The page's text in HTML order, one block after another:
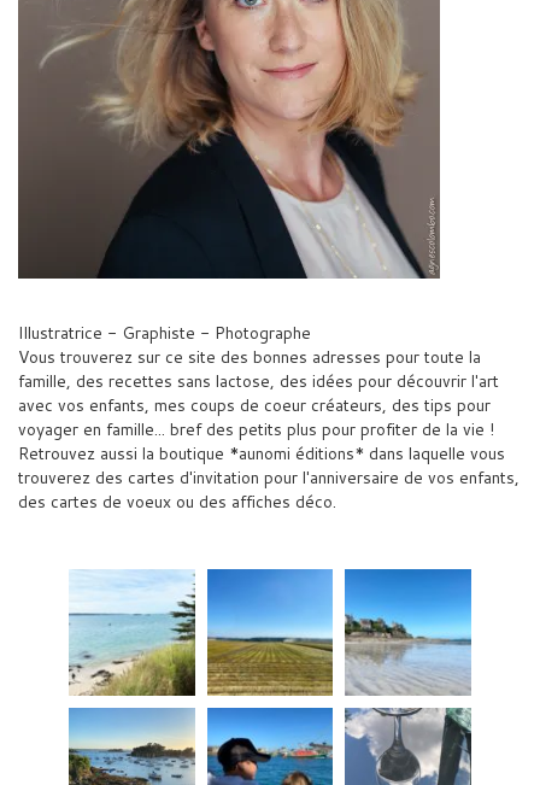
Illustratrice - Graphiste - Photographe
Vous trouverez sur ce site des bonnes adresses pour toute la
famille, des recettes sans lactose, des idées pour découvrir l'art
avec vos enfants, mes coups de coeur créateurs, des tips pour
voyager en famille... bref des petits plus pour profiter de la vie !
Retrouvez aussi la boutique *aunomi éditions* dans laquelle vous
trouverez des cartes d'invitation pour l'anniversaire de vos enfants,
des cartes de voeux ou des affiches déco.